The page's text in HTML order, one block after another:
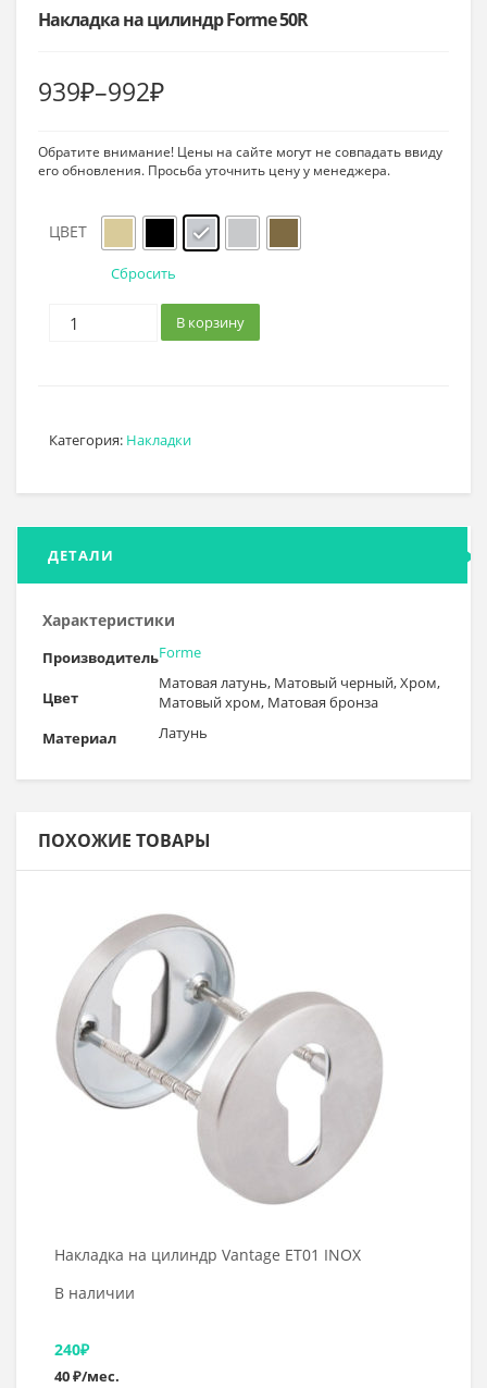
Накладка на цилиндр Forme 50R
939₽–992₽Диапазон
939₽
992₽
Обратите внимание! Цены на сайте могут не совпадать ввиду
его обновления. Просьба уточнить цену у менеджера.
ЦВЕТ
Сбросить
В корзину
Категория: Накладки
ДЕТАЛИ
Характеристики
ПроизводительForme
Цвет
Матовая латунь, Матовый черный, Хром,
Матовый хром, Матовая бронза
Материал
Латунь
ПОХОЖИЕ ТОВАРЫ
Накладка на цилиндр Vantage ET01 INOX
В наличии
240₽
40 ₽/мес.